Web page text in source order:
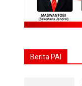
Berita PAI